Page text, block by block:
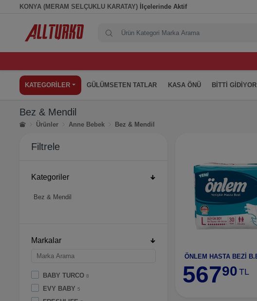
KONYA (MERAM SELÇUKLU KARATAY) İlçelerinde Aktif
KATEGORİLER GÜLÜMSETEN TATLAR KASA ÖNÜ BİTTİ GİDİYOR
Bez & Mendil
Ürünler Anne Bebek Bez & Mendil
Filtrele
Kategoriler
Bez & Mendil
Markalar
BABY TURCO 8
EVY BABY 5
56790 TL